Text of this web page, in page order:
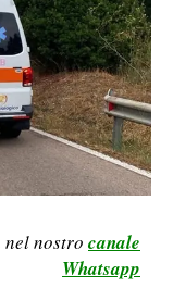
nostro canale
Whatsapp